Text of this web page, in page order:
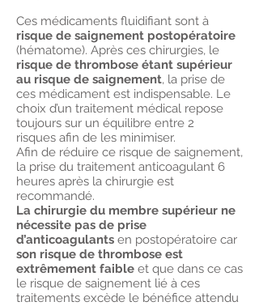
Ces médicaments fluidifiant sont à
risque de saignement postopératoire
(hématome). Après ces chirurgies, le
risque de thrombose étant supérieur
au risque de saignement, la prise de
ces médicament est indispensable. Le
choix d’un traitement médical repose
toujours sur un équilibre entre 2
risques afin de les minimiser.
Afin de réduire ce risque de saignement,
la prise du traitement anticoagulant 6
heures après la chirurgie est
recommandé.
La chirurgie du membre supérieur ne
nécessite pas de prise
d’anticoagulants en postopératoire car
son risque de thrombose est
extrêmement faible et que dans ce cas
le risque de saignement lié à ces
traitements excède le bénéfice attendu